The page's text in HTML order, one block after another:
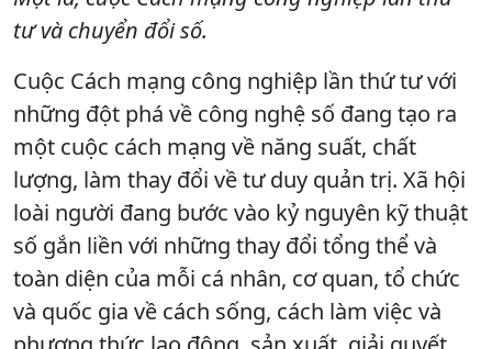
tư và chuyển đổi số.
Cuộc Cách mạng công nghiệp lần thứ tư với
những đột phá về công nghệ số đang tạo ra
một cuộc cách mạng về năng suất, chất
lượng, làm thay đổi về tư duy quản trị. Xã hội
loài người đang bước vào kỷ nguyên kỹ thuật
số gắn liền với những thay đổi tổng thể và
toàn diện của mỗi cá nhân, cơ quan, tổ chức
và quốc gia về cách sống, cách làm việc và